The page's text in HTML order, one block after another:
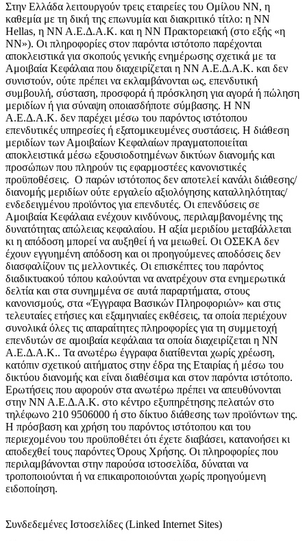
Στην Ελλάδα λειτουργούν τρεις εταιρείες του Ομίλου ΝΝ, η
καθεμία με τη δική της επωνυμία και διακριτικό τίτλο: η NN
Hellas, η ΝΝ Α.Ε.Δ.Α.Κ. και η NN Πρακτορειακή (στο εξής «η
ΝΝ»). Οι πληροφορίες στον παρόντα ιστότοπο παρέχονται
αποκλειστικά για σκοπούς γενικής ενημέρωσης σχετικά με τα
Αμοιβαία Κεφάλαια που διαχειρίζεται η ΝΝ Α.Ε.Δ.Α.Κ. και δεν
συνιστούν, ούτε πρέπει να εκλαμβάνονται ως, επενδυτική
συμβουλή, σύσταση, προσφορά ή πρόσκληση για αγορά ή πώληση
μεριδίων ή για σύναψη οποιασδήποτε σύμβασης. Η ΝΝ
Α.Ε.Δ.Α.Κ. δεν παρέχει μέσω του παρόντος ιστότοπου
επενδυτικές υπηρεσίες ή εξατομικευμένες συστάσεις. Η διάθεση
μεριδίων των Αμοιβαίων Κεφαλαίων πραγματοποιείται
αποκλειστικά μέσω εξουσιοδοτημένων δικτύων διανομής και
προσώπων που πληρούν τις εφαρμοστέες κανονιστικές
προϋποθέσεις. Ο παρών ιστότοπος δεν αποτελεί κανάλι διάθεσης/
διανομής μεριδίων ούτε εργαλείο αξιολόγησης καταλληλότητας/
ενδεδειγμένου προϊόντος για επενδυτές. Οι επενδύσεις σε
Αμοιβαία Κεφάλαια ενέχουν κινδύνους, περιλαμβανομένης της
δυνατότητας απώλειας κεφαλαίου. Η αξία μεριδίου μεταβάλλεται
κι η απόδοση μπορεί να αυξηθεί ή να μειωθεί. Οι ΟΣΕΚΑ δεν
έχουν εγγυημένη απόδοση και οι προηγούμενες αποδόσεις δεν
διασφαλίζουν τις μελλοντικές. Οι επισκέπτες του παρόντος
διαδικτυακού τόπου καλούνται να ανατρέχουν στα ενημερωτικά
δελτία και στα συνημμένα σε αυτά παραρτήματα, στους
κανονισμούς, στα «Έγγραφα Βασικών Πληροφοριών» και στις
τελευταίες ετήσιες και εξαμηνιαίες εκθέσεις, τα οποία περιέχουν
συνολικά όλες τις απαραίτητες πληροφορίες για τη συμμετοχή
επενδυτών σε αμοιβαία κεφάλαια τα οποία διαχειρίζεται η ΝΝ
Α.Ε.Δ.Α.Κ.. Τα ανωτέρω έγγραφα διατίθενται χωρίς χρέωση,
κατόπιν σχετικού αιτήματος στην έδρα της Εταιρίας ή μέσω του
δικτύου διανομής και είναι διαθέσιμα και στον παρόντα ιστότοπο.
Ερωτήσεις που αφορούν στα ανωτέρω πρέπει να απευθύνονται
στην ΝΝ Α.Ε.Δ.Α.Κ. στο κέντρο εξυπηρέτησης πελατών στο
τηλέφωνο 210 9506000 ή στο δίκτυο διάθεσης των προϊόντων της.
Η πρόσβαση και χρήση του παρόντος ιστότοπου και του
περιεχομένου του προϋποθέτει ότι έχετε διαβάσει, κατανοήσει κι
αποδεχθεί τους παρόντες Όρους Χρήσης. Οι πληροφορίες που
περιλαμβάνονται στην παρούσα ιστοσελίδα, δύναται να
τροποποιούνται ή να επικαιροποιούνται χωρίς προηγούμενη
ειδοποίηση.
Συνδεδεμένες Ιστοσελίδες (Linked Internet Sites)